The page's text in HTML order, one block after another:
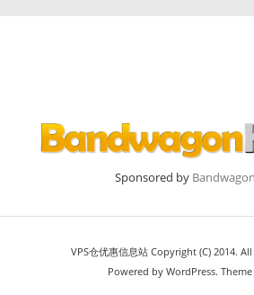
Sponsored by
VPS仓优惠信息站 Copyright (C) 2014.
Powered by WordPress.